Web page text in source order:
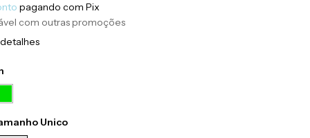
pagando com Pix
com outras promoções
Unico